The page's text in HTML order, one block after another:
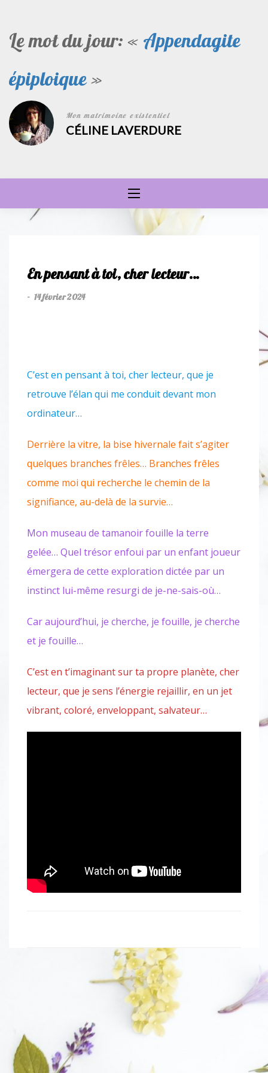
content
Le mot du jour: «Appendagite
épiploique»
Mon matrimoine existentiel
CÉLINE LAVERDURE
En pensant à toi, cher lecteur…
- 14 février 2024
C’est en pensant à toi, cher lecteur, que je
retrouve l’élan qui me conduit devant mon
ordinateur…
Derrière la vitre, la bise hivernale fait s’agiter
quelques branches frêles… Branches frêles
comme moi qui recherche le chemin de la
signifiance, au-delà de la survie…
Mon museau de tamanoir fouille la terre
gelée… Quel trésor enfoui par un enfant joueur
émergera de cette exploration dictée par un
instinct lui-même resurgi de je-ne-sais-où…
Car aujourd’hui, je cherche, je fouille, je cherche
et je fouille…
C’est en t’imaginant sur ta propre planète, cher
lecteur, que je sens l’énergie rejaillir, en un jet
vibrant, coloré, enveloppant, salvateur…